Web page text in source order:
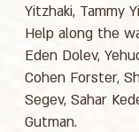
Yitzhaki, Tammy
Help along the
Eden Dolev,
Cohen Forster,
Segev, Sahar
Gutman.